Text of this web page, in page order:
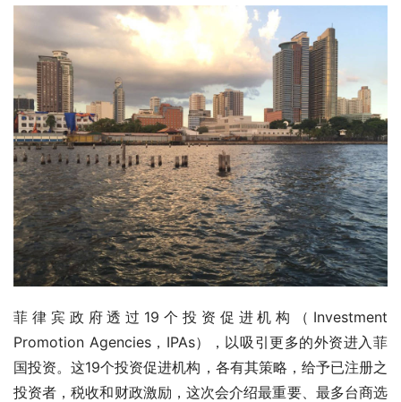
菲律宾政府透过19个投资促进机构（Investment
Promotion Agencies，IPAs），以吸引更多的外资进入菲
国投资。这19个投资促进机构，各有其策略，给予已注册之
投资者，税收和财政激励，这次会介绍最重要、最多台商选